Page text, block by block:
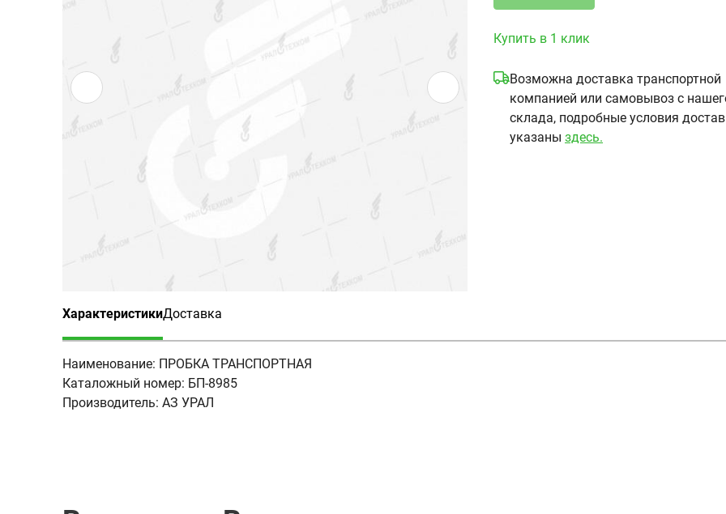
Купить в 1 клик
Возможна доставка транспортной
компанией или самовывоз с
склада, подробные условия
указаны здесь.
Характеристики
(активная вкладка)
Доставка
Наименование: ПРОБКА ТРАНСПОРТНАЯ
Каталожный номер: БП-8985
Производитель: АЗ УРАЛ